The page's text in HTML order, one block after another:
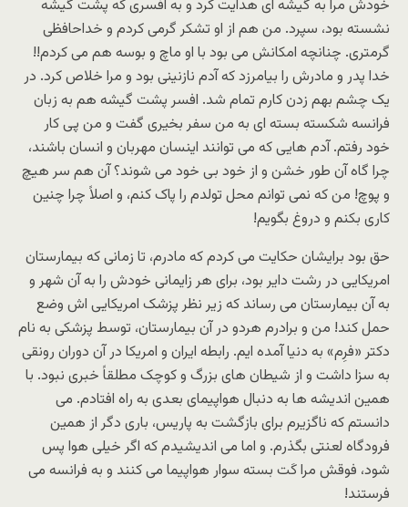
خودش مرا به گیشه ای هدایت کرد و به افسری که پشت گیشه
نشسته بود، سپرد. من هم از او تشکر گرمی کردم و خداحافظی
گرمتری. چنانچه امکانش می بود با او ماچ و بوسه هم می کردم!!
خدا پدر و مادرش را بیامرزد که آدم نازنینی بود و مرا خلاص کرد. در
یک چشم بهم زدن کارم تمام شد. افسر پشت گیشه هم به زبان
فرانسه شکسته بسته ای به من سفر بخیری گفت و من پی کار
خود رفتم. آدم هایی که می توانند اینسان مهربان و انسان باشند،
چرا گاه آن طور خشن و از خود بی خود می شوند؟ آن هم سر هیچ
و پوچ! من که نمی توانم محل تولدم را پاک کنم، و اصلاً چرا چنین
کاری بکنم و دروغ بگویم!
حق بود برایشان حکایت می کردم که مادرم، تا زمانی که بیمارستان
امریکایی در رشت دایر بود، برای هر زایمانی خودش را به آن شهر و
به آن بیمارستان می رساند که زیر نظر پزشک امریکایی اش وضع
حمل کند! من و برادرم هردو در آن بیمارستان، توسط پزشکی به نام
دکتر «فرِم» به دنیا آمده ایم. رابطه ایران و امریکا در آن دوران رونقی
به سزا داشت و از شیطان های بزرگ و کوچک مطلقاً خبری نبود. با
همین اندیشه ها به دنبال هواپیمای بعدی به راه افتادم. می
دانستم که ناگزیرم برای بازگشت به پاریس، باری دگر از همین
فرودگاه لعنتی بگذرم. و اما می اندیشیدم که اگر خیلی هوا پس
شود، فوقش مرا کَت بسته سوار هواپیما می کنند و به فرانسه می
فرستند!